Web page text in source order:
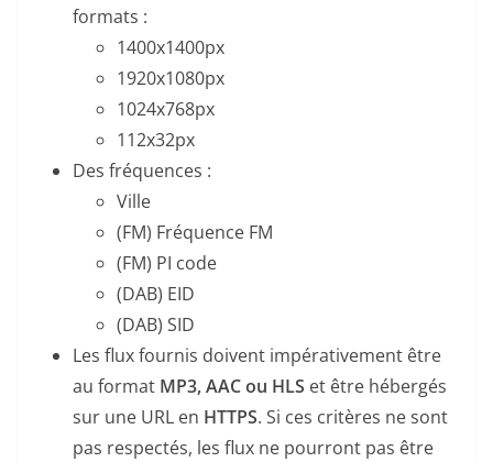
formats :
1400x1400px
1920x1080px
1024x768px
112x32px
Des fréquences :
Ville
(FM) Fréquence FM
(FM) PI code
(DAB) EID
(DAB) SID
Les flux fournis doivent impérativement être
au format MP3, AAC ou HLS et être hébergés
sur une URL en HTTPS. Si ces critères ne sont
pas respectés, les flux ne pourront pas être